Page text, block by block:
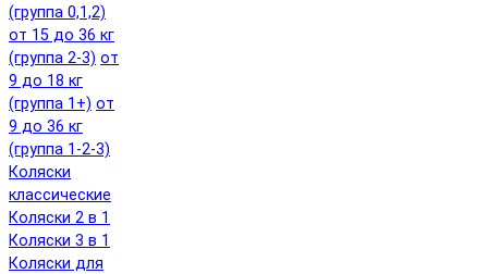
(группа 0,1,2)
от 15 до 36 кг
(группа 2-3) от
9 до 18 кг
(группа 1+) от
9 до 36 кг
(группа 1-2-3)
Коляски
классические
Коляски 2 в 1
Коляски 3 в 1
Коляски для